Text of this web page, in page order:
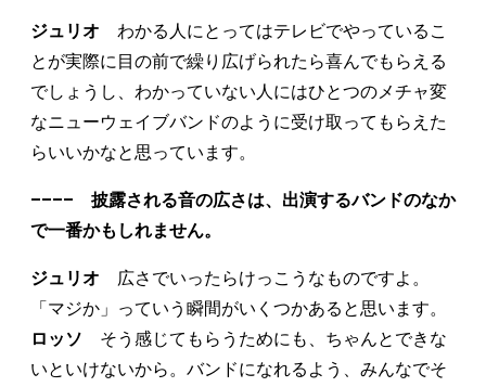
ジュリオ わかる人にとってはテレビでやっているこ
とが実際に目の前で繰り広げられたら喜んでもらえる
でしょうし、わかっていない人にはひとつのメチャ変
なニューウェイブバンドのように受け取ってもらえた
らいいかなと思っています。
–––– 披露される音の広さは、出演するバンドのなか
で一番かもしれません。
ジュリオ 広さでいったらけっこうなものですよ。
「マジか」っていう瞬間がいくつかあると思います。
ロッソ そう感じてもらうためにも、ちゃんとできな
いといけないから。バンドになれるよう、みんなでそ